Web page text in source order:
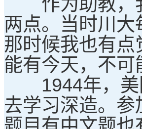
两点。当时川
那时候我也有
能有今天，不
1944年，美
去学习深造。